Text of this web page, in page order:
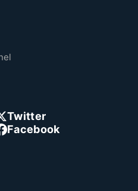
Twitter
Facebook